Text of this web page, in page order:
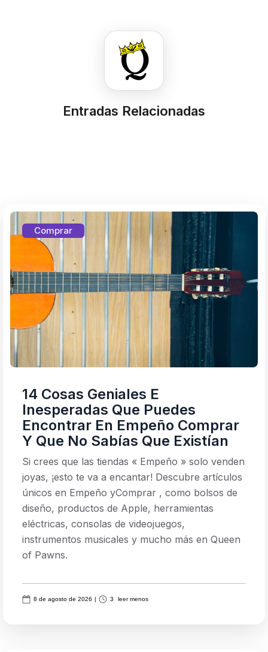
Entradas Relacionadas
Comprar
14 Cosas Geniales E
Inesperadas Que Puedes
Encontrar En Empeño Comprar
Y Que No Sabías Que Existían
Si crees que las tiendas « Empeño » solo venden
joyas, ¡esto te va a encantar! Descubre artículos
únicos en Empeño yComprar , como bolsos de
diseño, productos de Apple, herramientas
eléctricas, consolas de videojuegos,
instrumentos musicales y mucho más en Queen
of Pawns.
8 de agosto de 2026 | 3 leer menos